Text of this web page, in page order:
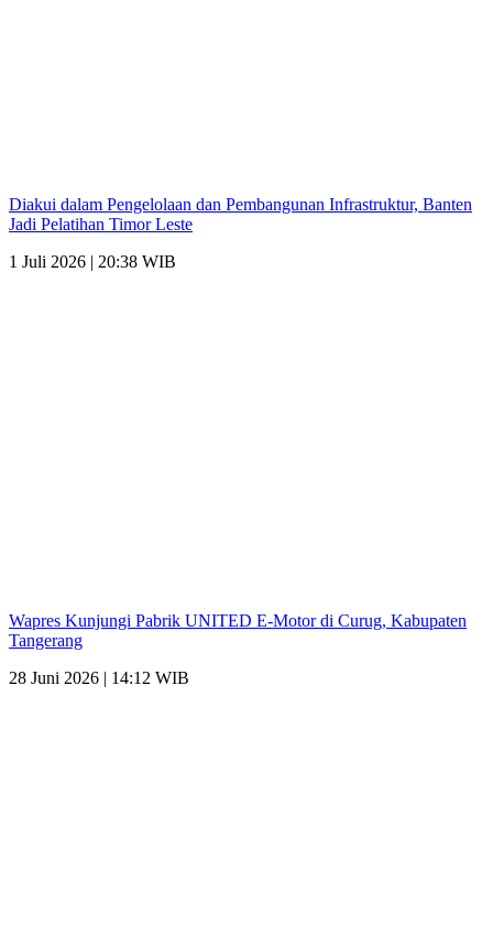
Diakui dalam Pengelolaan dan Pembangunan Infrastruktur, Banten
Jadi Pelatihan Timor Leste
1 Juli 2026 | 20:38 WIB
Wapres Kunjungi Pabrik UNITED E-Motor di Curug, Kabupaten
Tangerang
28 Juni 2026 | 14:12 WIB